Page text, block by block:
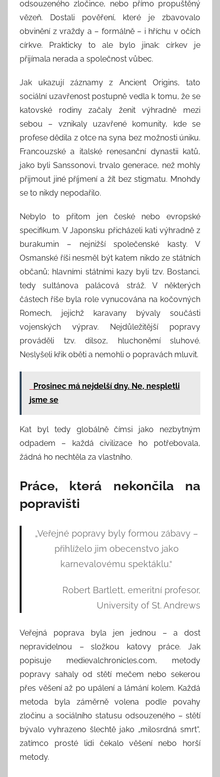
odsouzeného zločince, nebo přímo propuštěný
vězeň. Dostali pověření, které je zbavovalo
obvinění z vraždy a – formálně – i hříchu v očích
církve. Prakticky to ale bylo jinak: církev je
přijímala nerada a společnost vůbec.
Jak ukazují záznamy z Ancient Origins, tato
sociální uzavřenost postupně vedla k tomu, že se
katovské rodiny začaly ženit výhradně mezi
sebou – vznikaly uzavřené komunity, kde se
profese dědila z otce na syna bez možnosti úniku.
Francouzské a italské renesanční dynastii katů,
jako byli Sanssonovi, trvalo generace, než mohly
přijmout jiné příjmení a žít bez stigmatu. Mnohdy
se to nikdy nepodařilo.
Nebylo to přitom jen české nebo evropské
specifikum. V Japonsku přicházeli kati výhradně z
burakumin – nejnižší společenské kasty. V
Osmanské říši nesměl být katem nikdo ze státních
občanů; hlavními státními kazy byli tzv. Bostanci,
tedy sultánova palácová stráž. V některých
částech říše byla role vynucována na kočovných
Romech, jejichž karavany bývaly součásti
vojenských výprav. Nejdůležitější popravy
prováděli tzv. dilsoz, hluchoněmí sluhové.
Neslyšeli křik oběti a nemohli o popravách mluvit.
Prosinec má nejdelší dny. Ne, nespletli
jsme se
Kat byl tedy globálně čímsi jako nezbytným
odpadem – každá civilizace ho potřebovala,
žádná ho nechtěla za vlastního.
Práce, která nekončila na
popravišti
„Veřejné popravy byly formou zábavy –
přihlíželo jim obecenstvo jako
karnevalovému spektáklu.“
Robert Bartlett, emeritní profesor,
University of St. Andrews
Veřejná poprava byla jen jednou – a dost
nepravidelnou – složkou katovy práce. Jak
popisuje medievalchronicles.com, metody
popravy sahaly od stětí mečem nebo sekerou
přes věšení až po upálení a lámání kolem. Každá
metoda byla záměrně volena podle povahy
zločinu a sociálního statusu odsouzeného – stětí
bývalo vyhrazeno šlechtě jako „milosrdná smrt“,
zatímco prosté lidi čekalo věšení nebo horší
metody.